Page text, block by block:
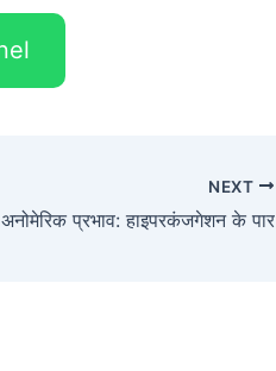
NEXT
अनोमेरिक प्रभाव: हाइपरकंजगेशन के पार